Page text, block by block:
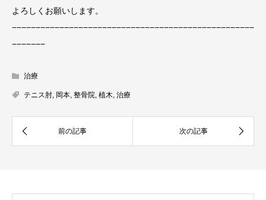
よろしくお願いします。
−−−−−−−−−−−−−−−−−−−−−−−−−−−−−−−−−−−−−−−−−−−−−−−−−−−
−−−−−−−
治療
テニス肘, 岡本, 整骨院, 植木, 治療